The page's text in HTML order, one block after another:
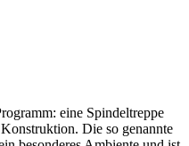
eine Spindeltreppe
Die so genannte